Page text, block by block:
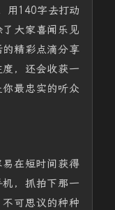
用140字去打动
大家喜闻乐见
精彩点滴分享
，还会收获一
最忠实的听众
在短时间获得
，抓拍下那一
可思议的种种